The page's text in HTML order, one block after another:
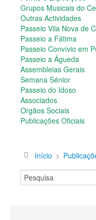
Passeio do Idoso
Associados
Orgãos Sociais
Publicações Oficiais
Contactos
Grupos Musicais do
Outras Actividades
Passeio Vila Nova de
Passeio a Fátima
Passeio Convívio em
Passeio a Águeda
Assembleias Gerais
Semana Sénior
Passeio do Idoso
Associados
Orgãos Sociais
Publicações Oficiais
Início >